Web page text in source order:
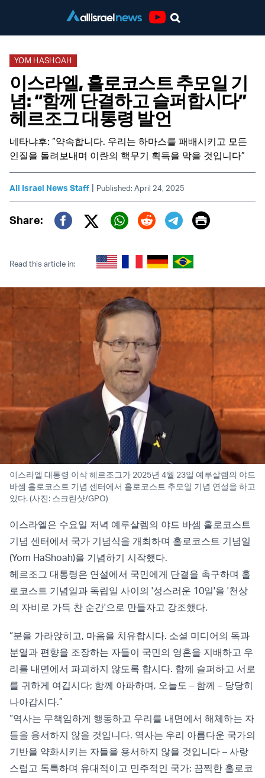
YOM HASHOAH
이스라엘, 홀로코스트 추모일 기
념: “함께 단결하고 슬퍼합시다”
헤르조그 대통령 발언
네타냐후: “약속합니다. 우리는 하마스를 패배시키고 모든
인질을 돌려보내며 이란의 핵무기 획득을 막을 것입니다”
All Israel News Staff | Published: April 24, 2025
Share:
Twitter (X)
Print
Read this article in:
이스라엘 대통령 이삭 헤르조그가 2025년 4월 23일 예루살렘의 야드
바셈 홀로코스트 기념 센터에서 홀로코스트 추모일 기념 연설을 하고
있다. (사진: 스크린샷/GPO)
이스라엘은 수요일 저녁 예루살렘의 야드 바셈 홀로코스트
기념 센터에서 국가 기념식을 개최하며 홀로코스트 기념일
(Yom HaShoah)을 기념하기 시작했다.
헤르조그 대통령은 연설에서 국민에게 단결을 촉구하며 홀
로코스트 기념일과 독립일 사이의 '성스러운 10일'을 '천상
의 자비로 가득 찬 순간'으로 만들자고 강조했다.
“분을 가라앉히고, 마음을 치유합시다. 소셜 미디어의 독과
분열과 편향을 조장하는 자들이 국민의 영혼을 지배하고 우
리를 내면에서 파괴하지 않도록 합시다. 함께 슬퍼하고 서로
를 귀하게 여깁시다; 함께 아파하며, 오늘도 – 함께 – 당당히
나아갑시다.”
“역사는 무책임하게 행동하고 우리를 내면에서 해체하는 자
들을 용서하지 않을 것입니다. 역사는 우리 아름다운 국가의
기반을 약화시키는 자들을 용서하지 않을 것입니다 – 사랑
스럽고 독특하며 유대적이고 민주적인 국가; 끔찍한 홀로코